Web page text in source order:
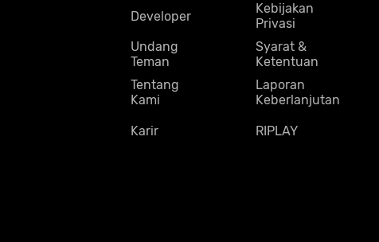
Developer
Undang
Teman
Tentang
Kami
Karir
Kebijakan
Privasi
Syarat &
Ketentuan
Laporan
Keberlanjutan
RIPLAY